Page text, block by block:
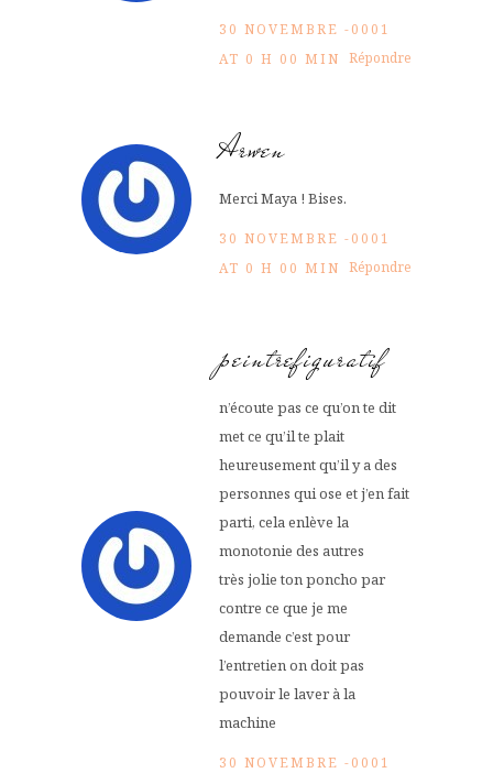
30 NOVEMBRE -0001
AT 0 H 00 MIN Répondre
Arwen
Merci Maya ! Bises.
30 NOVEMBRE -0001
AT 0 H 00 MIN Répondre
peintrefiguratif
n’écoute pas ce qu’on te dit
met ce qu’il te plait
heureusement qu’il y a des
personnes qui ose et j’en fait
parti, cela enlève la
monotonie des autres
très jolie ton poncho par
contre ce que je me
demande c’est pour
l’entretien on doit pas
pouvoir le laver à la
machine
30 NOVEMBRE -0001